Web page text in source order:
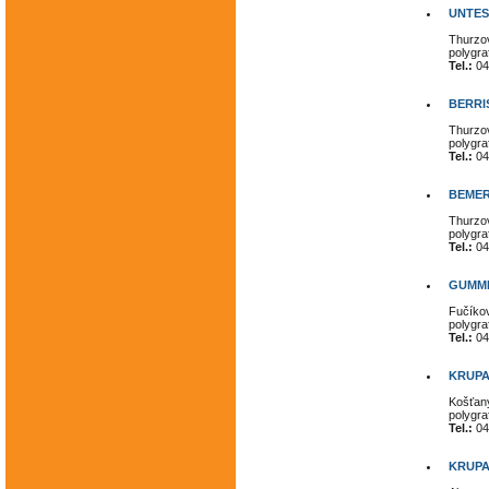
Tel.:
Tel.:
Tel.:
Tel.:
Tel.: